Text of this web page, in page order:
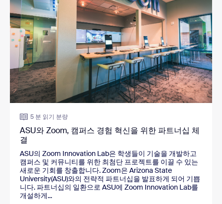
5 분 읽기 분량
ASU와 Zoom, 캠퍼스 경험 혁신을 위한 파트너십 체
결
ASU의 Zoom Innovation Lab은 학생들이 기술을 개발하고
캠퍼스 및 커뮤니티를 위한 최첨단 프로젝트를 이끌 수 있는
새로운 기회를 창출합니다. Zoom은 Arizona State
University(ASU)와의 전략적 파트너십을 발표하게 되어 기쁩
니다. 파트너십의 일환으로 ASU에 Zoom Innovation Lab를
개설하게...